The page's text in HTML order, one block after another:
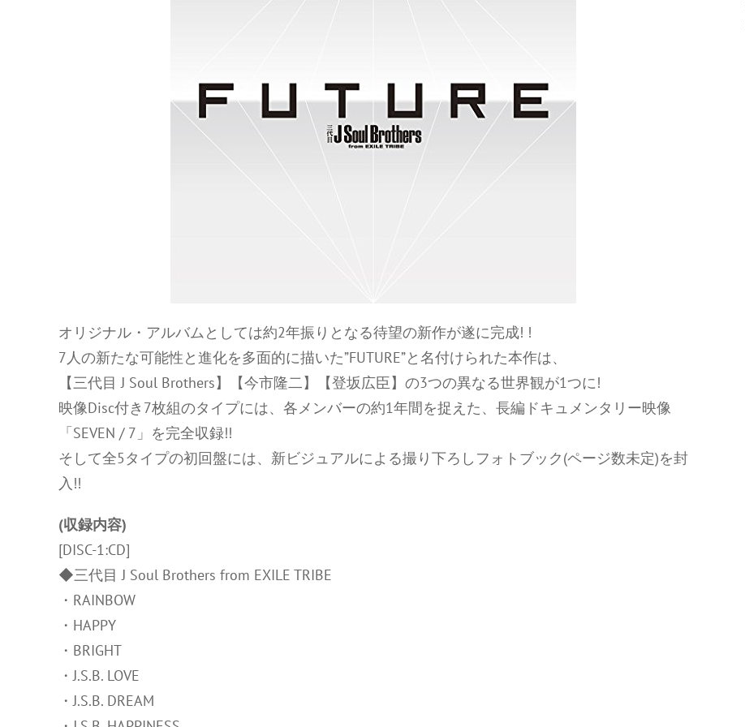
オリジナル・アルバムとしては約2年振りとなる待望の新作が遂に完成! !
7人の新たな可能性と進化を多面的に描いた”FUTURE”と名付けられた本作は、
【三代目 J Soul Brothers】【今市隆二】【登坂広臣】の3つの異なる世界観が1つに!
映像Disc付き7枚組のタイプには、各メンバーの約1年間を捉えた、長編ドキュメンタリー映像
「SEVEN / 7」を完全収録!!
そして全5タイプの初回盤には、新ビジュアルによる撮り下ろしフォトブック(ページ数未定)を封
入!!
(収録内容)
[DISC-1:CD]
◆三代目 J Soul Brothers from EXILE TRIBE
・RAINBOW
・HAPPY
・BRIGHT
・J.S.B. LOVE
・J.S.B. DREAM